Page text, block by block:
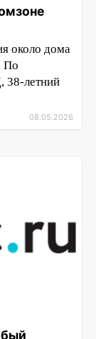
около дома
По
38-летний
08.05.2026